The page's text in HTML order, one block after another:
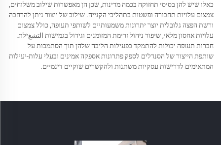
כאלו שיש להן בסיסי תחזוקה בכמה מדינות, שכן הן מאפשרות שילוב משלוחים,
צמצום עלויות תחבורה ופשטות בתהליכי הקנייה. שילוב של ייצור ניתן להרחבה
ורשת הפצה גלובלית יוצר יתרונות משמעותיים לשותפי תעופה, כולל צמצום
עלויות אחסון מלאי, שיפור ניהול זרימת המזומנים וגידול בגמישות التشغילת.
חברות תעופה יכולות להתמקד בפעילות הליבה שלהן תוך הסתמכות על
שותפת הייצור של הסנדלים לספק פתרונות אספקה אמינים ובעלי עלות-יעילות
המתאימים לדרישות עסקיות משתנות ולהקשרים שוקיים דינמיים.